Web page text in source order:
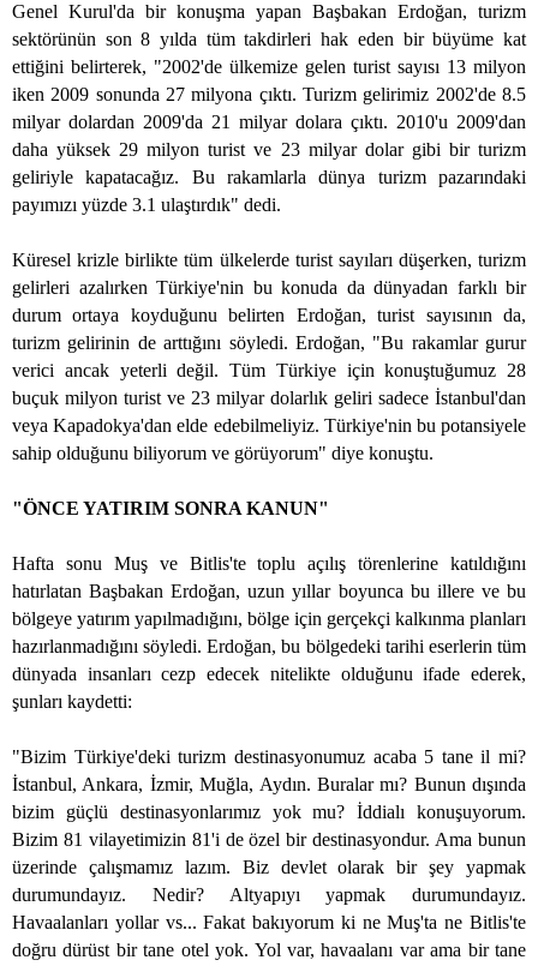
Genel Kurul'da bir konuşma yapan Başbakan Erdoğan, turizm
sektörünün son 8 yılda tüm takdirleri hak eden bir büyüme kat
ettiğini belirterek, "2002'de ülkemize gelen turist sayısı 13 milyon
iken 2009 sonunda 27 milyona çıktı. Turizm gelirimiz 2002'de 8.5
milyar dolardan 2009'da 21 milyar dolara çıktı. 2010'u 2009'dan
daha yüksek 29 milyon turist ve 23 milyar dolar gibi bir turizm
geliriyle kapatacağız. Bu rakamlarla dünya turizm pazarındaki
payımızı yüzde 3.1 ulaştırdık" dedi.
Küresel krizle birlikte tüm ülkelerde turist sayıları düşerken, turizm
gelirleri azalırken Türkiye'nin bu konuda da dünyadan farklı bir
durum ortaya koyduğunu belirten Erdoğan, turist sayısının da,
turizm gelirinin de arttığını söyledi. Erdoğan, "Bu rakamlar gurur
verici ancak yeterli değil. Tüm Türkiye için konuştuğumuz 28
buçuk milyon turist ve 23 milyar dolarlık geliri sadece İstanbul'dan
veya Kapadokya'dan elde edebilmeliyiz. Türkiye'nin bu potansiyele
sahip olduğunu biliyorum ve görüyorum" diye konuştu.
"ÖNCE YATIRIM SONRA KANUN"
Hafta sonu Muş ve Bitlis'te toplu açılış törenlerine katıldığını
hatırlatan Başbakan Erdoğan, uzun yıllar boyunca bu illere ve bu
bölgeye yatırım yapılmadığını, bölge için gerçekçi kalkınma planları
hazırlanmadığını söyledi. Erdoğan, bu bölgedeki tarihi eserlerin tüm
dünyada insanları cezp edecek nitelikte olduğunu ifade ederek,
şunları kaydetti:
"Bizim Türkiye'deki turizm destinasyonumuz acaba 5 tane il mi?
İstanbul, Ankara, İzmir, Muğla, Aydın. Buralar mı? Bunun dışında
bizim güçlü destinasyonlarımız yok mu? İddialı konuşuyorum.
Bizim 81 vilayetimizin 81'i de özel bir destinasyondur. Ama bunun
üzerinde çalışmamız lazım. Biz devlet olarak bir şey yapmak
durumundayız. Nedir? Altyapıyı yapmak durumundayız.
Havaalanları yollar vs... Fakat bakıyorum ki ne Muş'ta ne Bitlis'te
doğru dürüst bir tane otel yok. Yol var, havaalanı var ama bir tane